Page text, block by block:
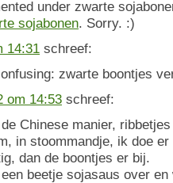
under zwarte
sojabonen. Sorry. :)
14:31 schreef:
zwarte boontjes
om 14:53 schreef:
Chinese manier,
in stoommandje, ik doe
dan de boontjes er bij.
beetje sojasaus over